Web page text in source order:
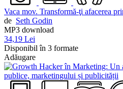
Vaca mov. Transformă-ţi afacerea
de Seth Godin
MP3 download
34,19 Lei
Disponibil în 3 formate
Adăugare